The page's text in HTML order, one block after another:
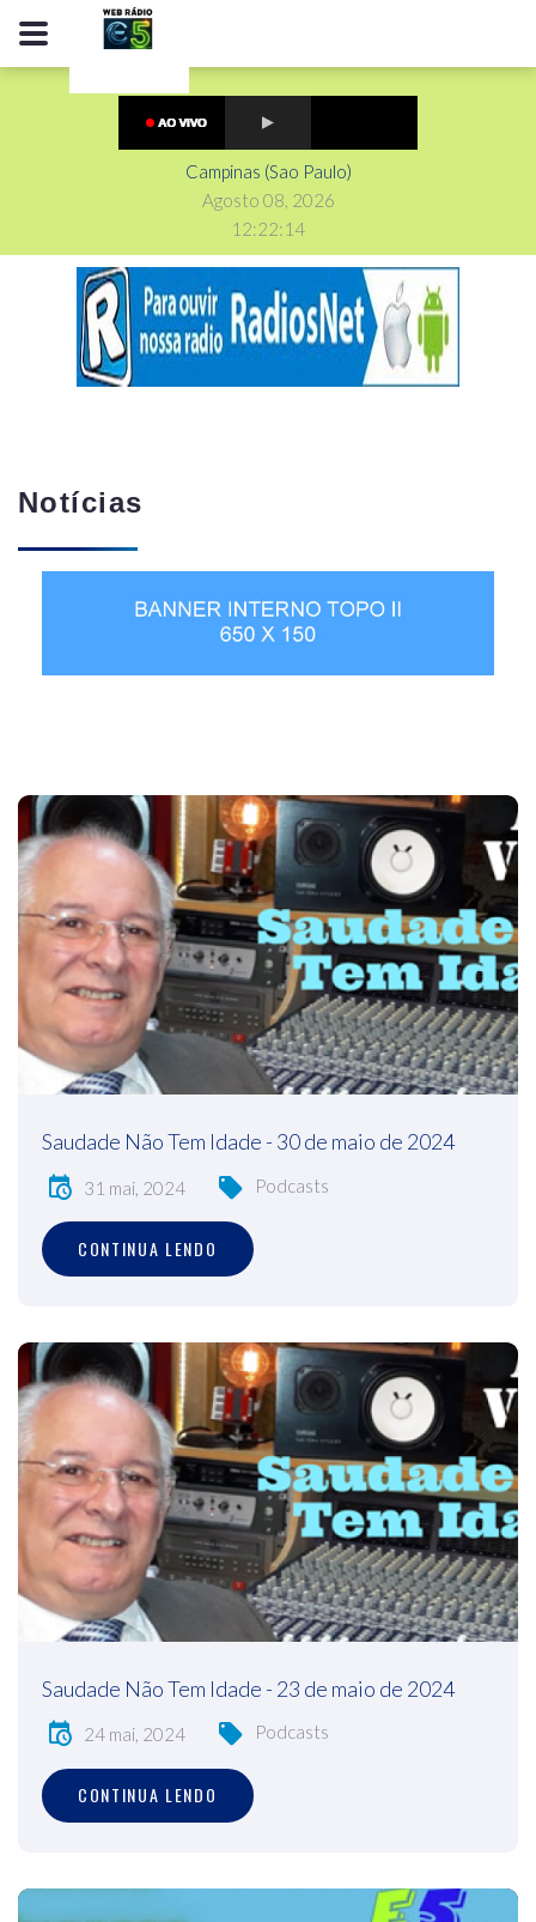
Campinas (Sao Paulo)
Agosto 08, 2026
12:22:15
Notícias
Saudade Não Tem Idade - 30 de maio de 2024
31 mai, 2024 Podcasts
CONTINUA LENDO
Saudade Não Tem Idade - 23 de maio de 2024
24 mai, 2024 Podcasts
CONTINUA LENDO